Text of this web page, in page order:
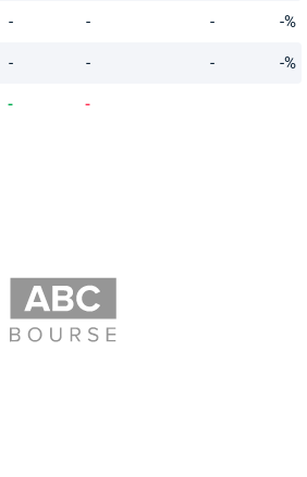
- - - -%
- - - -%
- -